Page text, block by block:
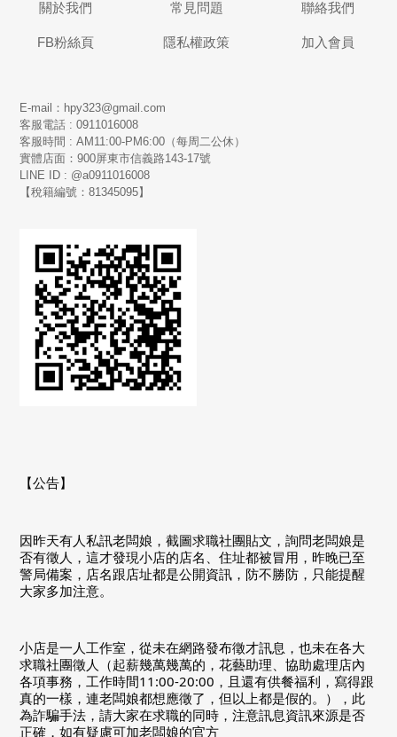
關於我們 常見問題 聯絡我們
FB粉絲頁 隱私權政策 加入會員
E-mail：hpy323@gmail.com
客服電話 : 0911016008
客服時間 : AM11:00-PM6:00（每周二公休）
實體店面：900屏東市信義路143-17號
LINE ID : @a0911016008
【稅籍編號：81345095】
【公告】
因昨天有人私訊老闆娘，截圖求職社團貼文，詢問老闆娘是
否有徵人，這才發現小店的店名、住址都被冒用，昨晚已至
警局備案，店名跟店址都是公開資訊，防不勝防，只能提醒
大家多加注意。
小店是一人工作室，從未在網路發布徵才訊息，也未在各大
求職社團徵人（起薪幾萬幾萬的，花藝助理、協助處理店內
各項事務，工作時間11:00-20:00，且還有供餐福利，寫得跟
真的一樣，連老闆娘都想應徵了，但以上都是假的。），此
為詐騙手法，請大家在求職的同時，注意訊息資訊來源是否
正確，如有疑慮可加老闆娘的官方